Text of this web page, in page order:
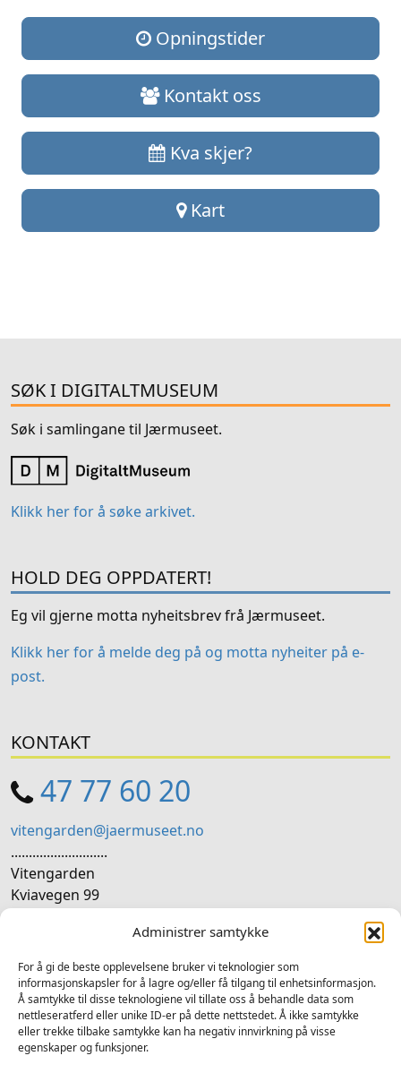
Administrer samtykke
For å gi de beste opplevelsene bruker vi teknologier som
informasjonskapsler for å lagre og/eller få tilgang til enhetsinformasjon.
Å samtykke til disse teknologiene vil tillate oss å behandle data som
nettleseratferd eller unike ID-er på dette nettstedet. Å ikke samtykke
eller trekke tilbake samtykke kan ha negativ innvirkning på visse
egenskaper og funksjoner.
Opningstider
Kontakt oss
Kva skjer?
Kart
SØK I DIGITALTMUSEUM
Søk i samlingane til Jærmuseet.
Klikk her for å søke arkivet.
HOLD DEG OPPDATERT!
Eg vil gjerne motta nyheitsbrev frå Jærmuseet.
Klikk her for å melde deg på og motta nyheiter på e-
post.
KONTAKT
47 77 60 20
vitengarden@jaermuseet.no
...........................
Vitengarden
Kviavegen 99
SOSIALE MEDIER
Følg oss på sosiale medium for nyheiter og tilbod
FacebookInstagram